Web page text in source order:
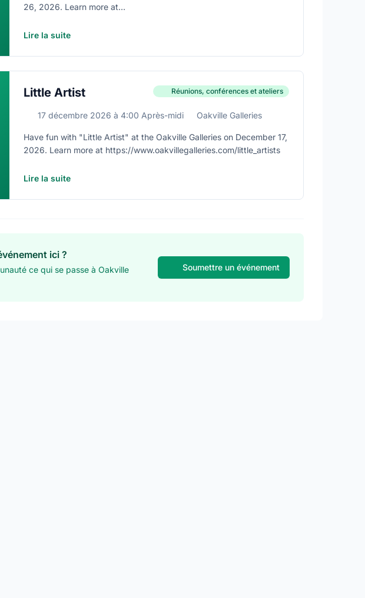
26, 2026. Learn more at
Lire la suite
Little Artist Réunions, conférences et ateliers
17 décembre 2026 à 4:00 Après-midi Oakville Galleries
Have fun with "Little Artist" at the Oakville Galleries on December 17,
2026. Learn more at https://www.oakvillegalleries.com/little_artists
Lire la suite
ici ?
ce qui se passe à Oakville
Soumettre un événement